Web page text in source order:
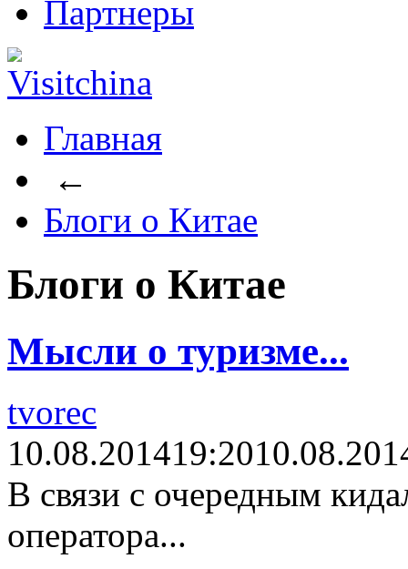
Партнеры
Главная
←
Блоги о Китае
Блоги о Китае
Мысли о туризме...
tvorec
10.08.201419:20
В связи с очередным
оператора...